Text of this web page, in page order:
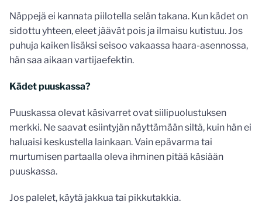
Näppejä ei kannata piilotella selän takana. Kun kädet on
sidottu yhteen, eleet jäävät pois ja ilmaisu kutistuu. Jos
puhuja kaiken lisäksi seisoo vakaassa haara-asennossa,
hän saa aikaan vartijaefektin.
Kädet puuskassa?
Puuskassa olevat käsivarret ovat siilipuolustuksen
merkki. Ne saavat esiintyjän näyttämään siltä, kuin hän ei
haluaisi keskustella lainkaan. Vain epävarma tai
murtumisen partaalla oleva ihminen pitää käsiään
puuskassa.
Jos palelet, käytä jakkua tai pikkutakkia.